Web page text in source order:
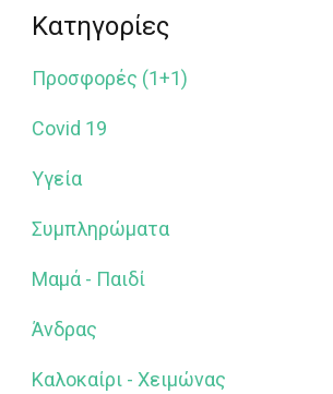
Κατηγορίες
Προσφορές (1+1)
Covid 19
Υγεία
Συμπληρώματα
Μαμά - Παιδί
Άνδρας
Καλοκαίρι - Χειμώνας